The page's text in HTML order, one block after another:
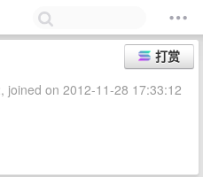
打赏
joined on 2012-11-28 17:33:12